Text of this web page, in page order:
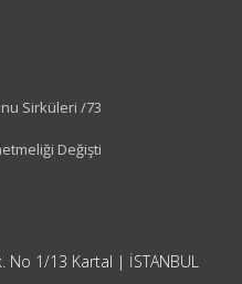
Sirküleri /73
Değişti
No 1/13 Kartal | İSTANBUL